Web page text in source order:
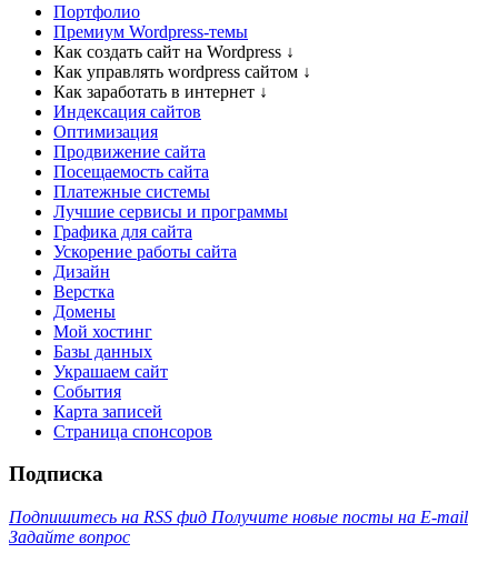
Портфолио
Премиум Wordpress-темы
Как создать сайт на Wordpress ↓
Как управлять wordpress сайтом ↓
Как заработать в интернет ↓
Индексация сайтов
Оптимизация
Продвижение сайта
Посещаемость сайта
Платежные системы
Лучшие сервисы и программы
Графика для сайта
Ускорение работы сайта
Дизайн
Верстка
Домены
Мой хостинг
Базы данных
Украшаем сайт
События
Карта записей
Cтраница спонсоров
Подписка
Подпишитесь на RSS фид Получите новые посты на E-mail
Задайте вопрос